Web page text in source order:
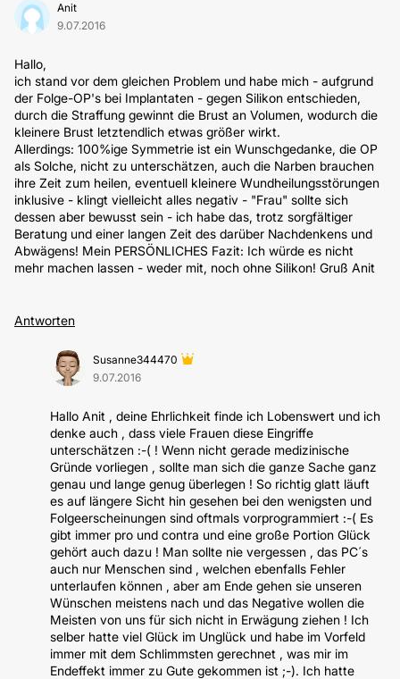
Anit
9.07.2016
Hallo,
ich stand vor dem gleichen Problem und habe mich - aufgrund
der Folge-OP's bei Implantaten - gegen Silikon entschieden,
durch die Straffung gewinnt die Brust an Volumen, wodurch die
kleinere Brust letztendlich etwas größer wirkt.
Allerdings: 100%ige Symmetrie ist ein Wunschgedanke, die OP
als Solche, nicht zu unterschätzen, auch die Narben brauchen
ihre Zeit zum heilen, eventuell kleinere Wundheilungsstörungen
inklusive - klingt vielleicht alles negativ - "Frau" sollte sich
dessen aber bewusst sein - ich habe das, trotz sorgfältiger
Beratung und einer langen Zeit des darüber Nachdenkens und
Abwägens! Mein PERSÖNLICHES Fazit: Ich würde es nicht
mehr machen lassen - weder mit, noch ohne Silikon! Gruß Anit
Antworten
Susanne344470
9.07.2016
Hallo Anit , deine Ehrlichkeit finde ich Lobenswert und ich
denke auch , dass viele Frauen diese Eingriffe
unterschätzen :-( ! Wenn nicht gerade medizinische
Gründe vorliegen , sollte man sich die ganze Sache ganz
genau und lange genug überlegen ! So richtig glatt läuft
es auf längere Sicht hin gesehen bei den wenigsten und
Folgeerscheinungen sind oftmals vorprogrammiert :-( Es
gibt immer pro und contra und eine große Portion Glück
gehört auch dazu ! Man sollte nie vergessen , das PC´s
auch nur Menschen sind , welchen ebenfalls Fehler
unterlaufen können , aber am Ende gehen sie unseren
Wünschen meistens nach und das Negative wollen die
Meisten von uns für sich nicht in Erwägung ziehen ! Ich
selber hatte viel Glück im Unglück und habe im Vorfeld
immer mit dem Schlimmsten gerechnet , was mir im
Endeffekt immer zu Gute gekommen ist ;-). Ich hatte